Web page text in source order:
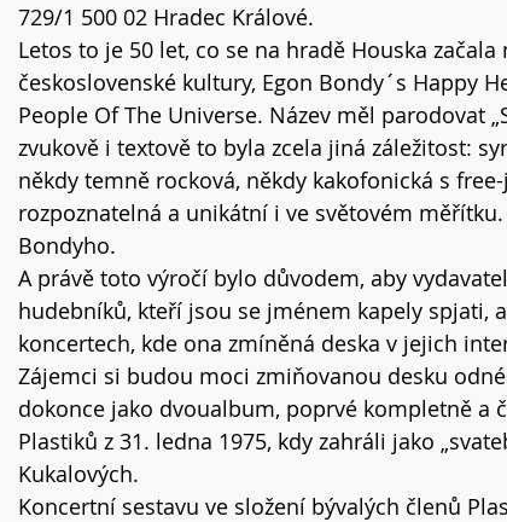
729/1 500 02 Hradec Králové.
Letos to je 50 let, co se na hradě Houska
československé kultury, Egon Bondy´s Happy
People Of The Universe. Název měl parodovat
zvukově i textově to byla zcela jiná záležitost:
někdy temně rocková, někdy kakofonická s
rozpoznatelná a unikátní i ve světovém
Bondyho.
A právě toto výročí bylo důvodem, aby
hudebníků, kteří jsou se jménem kapely spjati,
koncertech, kde ona zmíněná deska v jejich
Zájemci si budou moci zmiňovanou desku
dokonce jako dvoualbum, poprvé kompletně a
Plastiků z 31. ledna 1975, kdy zahráli jako
Kukalových.
Koncertní sestavu ve složení bývalých členů